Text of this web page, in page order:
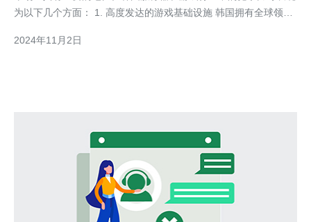
为以下几个方面： 1. 高度发达的游戏基础设施 韩国拥有全球领先
韩国服务器提供了高质量的游戏体验，为游戏玩家提供流畅的在线
2024年11月2日